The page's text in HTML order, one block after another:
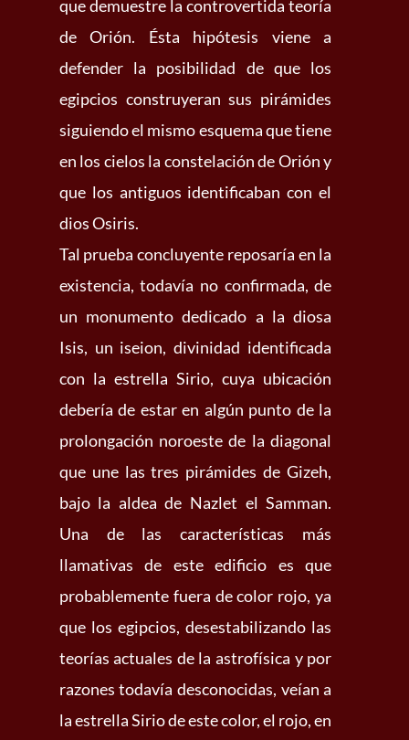
que demuestre la controvertida teoría
de Orión. Ésta hipótesis viene a
defender la posibilidad de que los
egipcios construyeran sus pirámides
siguiendo el mismo esquema que tiene
en los cielos la constelación de Orión y
que los antiguos identificaban con el
dios Osiris.
Tal prueba concluyente reposaría en la
existencia, todavía no confirmada, de
un monumento dedicado a la diosa
Isis, un iseion, divinidad identificada
con la estrella Sirio, cuya ubicación
debería de estar en algún punto de la
prolongación noroeste de la diagonal
que une las tres pirámides de Gizeh,
bajo la aldea de Nazlet el Samman.
Una de las características más
llamativas de este edificio es que
probablemente fuera de color rojo, ya
que los egipcios, desestabilizando las
teorías actuales de la astrofísica y por
razones todavía desconocidas, veían a
la estrella Sirio de este color, el rojo, en